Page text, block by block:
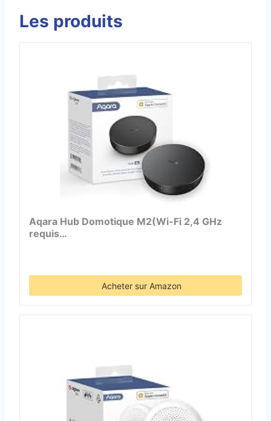
Les produits
Aqara Hub Domotique M2(Wi-Fi 2,4 GHz
requis…
Acheter sur Amazon